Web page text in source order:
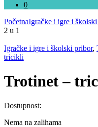
0
PočetnaIgračke i igre i
2 u 1
Igračke i igre i školski pribor,
tricikli
Trotinet –
Dostupnost:
Nema na zalihama